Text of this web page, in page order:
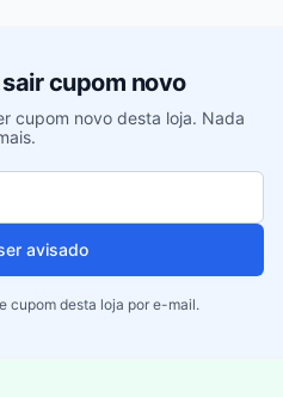
cupom novo
cupom novo desta loja. Nada
avisado
cupom desta loja por e-mail.